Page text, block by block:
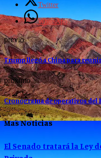
Twitter
WhatsApp
previo
Trump llegó a China para
proximo
Cronograma de operativos del
Mas Noticias
El Senado tratará la Ley